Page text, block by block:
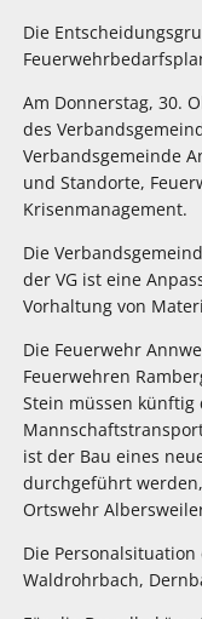
Die
Am Donnerstag, 30.
des
Verbandsgemeinde
und Standorte,
Krisenmanagement.
Die
der VG ist eine
Vorhaltung von
Die Feuerwehr
Feuerwehren
Stein müssen künftig
ist der Bau eines
durchgeführt
Ortswehr
Die
Waldrohrbach,